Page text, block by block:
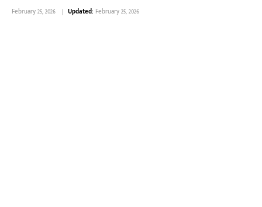
February 25, 2026 Updated: February 25, 2026